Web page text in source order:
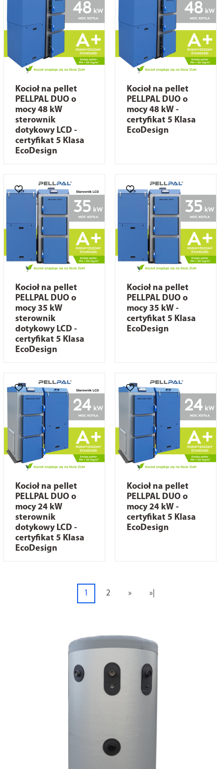
Kocioł na pellet
PELLPAL DUO o
mocy 48 kW
sterownik
dotykowy LCD -
certyfikat 5 Klasa
EcoDesign
Kocioł na pellet
PELLPAL DUO o
mocy 48 kW -
certyfikat 5 Klasa
EcoDesign
Kocioł na pellet
PELLPAL DUO o
mocy 35 kW
sterownik
dotykowy LCD -
certyfikat 5 Klasa
EcoDesign
Kocioł na pellet
PELLPAL DUO o
mocy 35 kW -
certyfikat 5 Klasa
EcoDesign
Kocioł na pellet
PELLPAL DUO o
mocy 24 kW
sterownik
dotykowy LCD -
certyfikat 5 Klasa
EcoDesign
Kocioł na pellet
PELLPAL DUO o
mocy 24 kW -
certyfikat 5 Klasa
EcoDesign
1 2 » »|